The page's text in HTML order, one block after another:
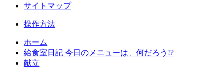
サイトマップ
操作方法
ホーム
給食室日記 今日のメニューは、何だろう!?
献立